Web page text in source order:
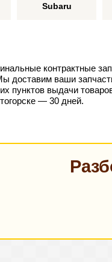
Subaru
контрактные
доставим ваши
пунктов выдачи
— 30 дней.